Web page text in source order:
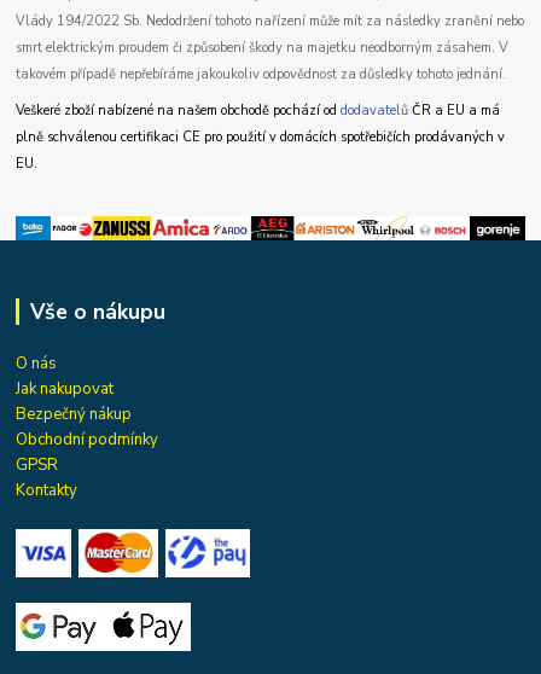
Vlády 194/2022 Sb. Nedodržení tohoto nařízení může mít za následky zranění nebo
smrt elektrickým proudem či způsobení škody na majetku neodborným zásahem. V
takovém případě nepřebíráme jakoukoliv odpovědnost za důsledky tohoto jednání.
Veškeré zboží nabízené na našem obchodě pochází oddodavatelů ČR a EU a má
plně schválenou certifikaci CE pro použití v domácích spotřebičích prodávaných v
EU.
Vše o nákupu
O nás
Jak nakupovat
Bezpečný nákup
Obchodní podmínky
GPSR
Kontakty